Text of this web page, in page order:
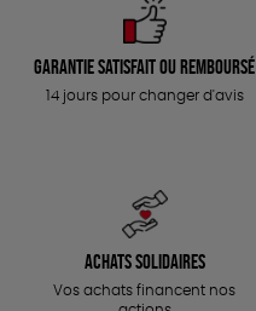
Garantie satisfait ou remboursé
14 jours pour changer d'avis
Achats solidaires
Vos achats financent nos